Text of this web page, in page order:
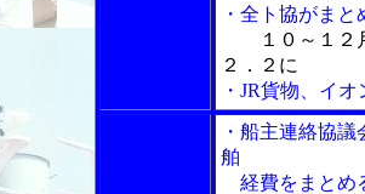
・全ト協がま
１０～１
２．２に
・JR貨物、イ
・船主連絡協
舶
経費をまとめ